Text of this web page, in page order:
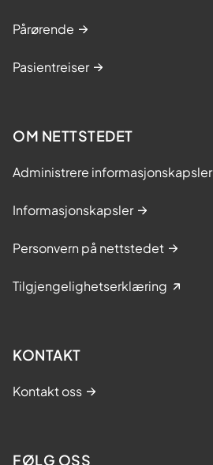
Pårørende
Pasientreiser
OM NETTSTEDET
Administrere informasjonskapsler
Informasjonskapsler
Personvern på nettstedet
Tilgjengelighetserklæring
KONTAKT
Kontakt oss
FØLG OSS